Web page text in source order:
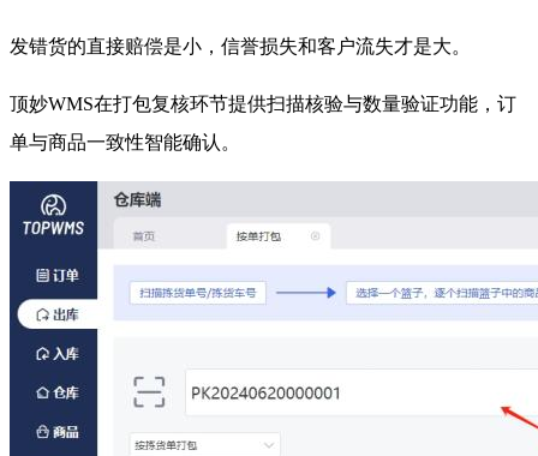
发错货的直接赔偿是小，信誉损失和客户流失才是大。
顶妙WMS在打包复核环节提供扫描核验与数量验证功能，订
单与商品一致性智能确认。